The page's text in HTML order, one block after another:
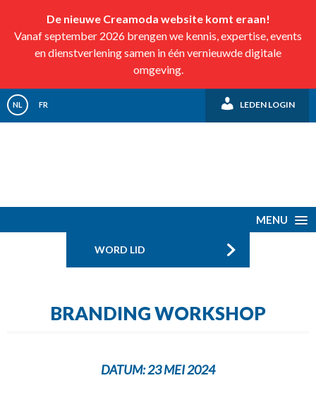
De nieuwe Creamoda website komt eraan!
Vanaf september 2026 brengen we kennis, expertise, events
en dienstverlening samen in één vernieuwde digitale
omgeving.
NL FR LEDEN LOGIN
MENU
WORD LID
BRANDING WORKSHOP
DATUM:23 MEI 2024